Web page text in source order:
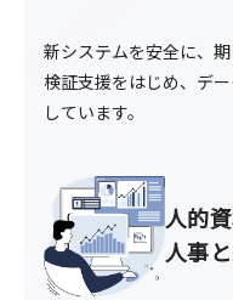
新システムを安全に、
検証支援をはじめ、デ
しています。
人的
人事